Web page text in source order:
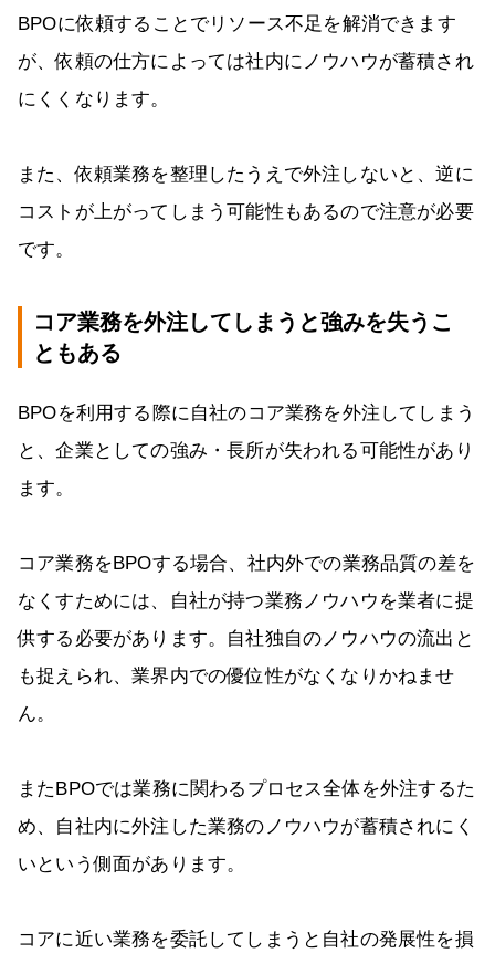
BPOに依頼することでリソース不足を解消できます
が、依頼の仕方によっては社内にノウハウが蓄積され
にくくなります。
また、依頼業務を整理したうえで外注しないと、逆に
コストが上がってしまう可能性もあるので注意が必要
です。
コア業務を外注してしまうと強みを失うこ
ともある
BPOを利用する際に自社のコア業務を外注してしまう
と、企業としての強み・長所が失われる可能性があり
ます。
コア業務をBPOする場合、社内外での業務品質の差を
なくすためには、自社が持つ業務ノウハウを業者に提
供する必要があります。自社独自のノウハウの流出と
も捉えられ、業界内での優位性がなくなりかねませ
ん。
またBPOでは業務に関わるプロセス全体を外注するた
め、自社内に外注した業務のノウハウが蓄積されにく
いという側面があります。
コアに近い業務を委託してしまうと自社の発展性を損